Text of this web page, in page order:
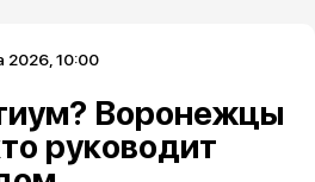
2026, 10:00
Воронежцы
руководит